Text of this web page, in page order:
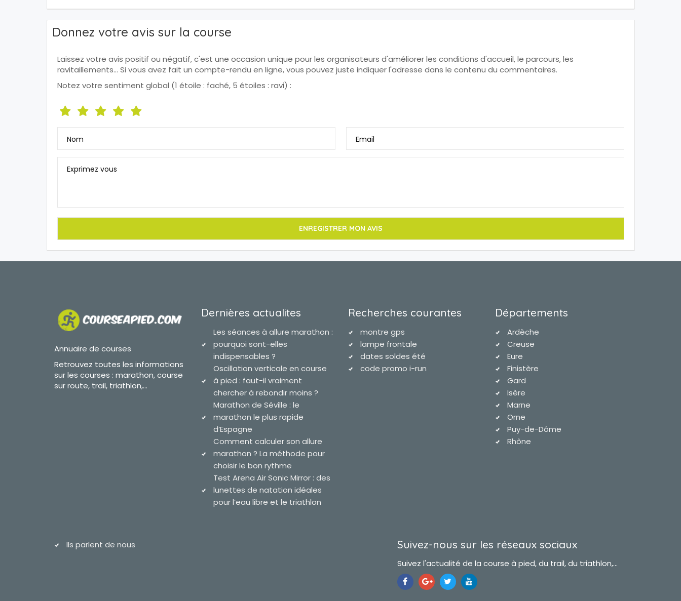
Donnez votre avis sur la course
Laissez votre avis positif ou négatif, c'est une occasion unique pour les organisateurs d'améliorer les conditions d'accueil, le parcours, les
ravitaillements... Si vous avez fait un compte-rendu en ligne, vous pouvez juste indiquer l'adresse dans le contenu du commentaires.
Notez votre sentiment global (1 étoile : faché, 5 étoiles : ravi) :
Nom Email
Exprimez vous
Annuaire de courses
Retrouvez toutes les informations
sur les courses : marathon, course
sur route, trail, triathlon,...
Dernières actualites
Les séances à allure marathon :
pourquoi sont-elles
indispensables ?
Oscillation verticale en course
à pied : faut-il vraiment
chercher à rebondir moins ?
Marathon de Séville : le
marathon le plus rapide
d’Espagne
Comment calculer son allure
marathon ? La méthode pour
choisir le bon rythme
Test Arena Air Sonic Mirror : des
lunettes de natation idéales
pour l’eau libre et le triathlon
Recherches courantes
montre gps
lampe frontale
dates soldes été
code promo i-run
Départements
Ardèche
Creuse
Eure
Finistère
Gard
Isère
Marne
Orne
Puy-de-Dôme
Rhône
Ils parlent de nous Suivez-nous sur les réseaux sociaux
Suivez l'actualité de la course à pied, du trail, du triathlon,...